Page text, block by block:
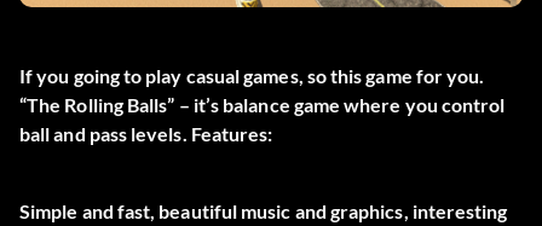
If you going to play casual games, so this game for you.
“The Rolling Balls” – it’s balance game where you control
ball and pass levels. Features:
Simple and fast, beautiful music and graphics, interesting